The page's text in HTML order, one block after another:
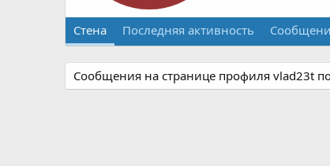
Стена Последняя активность
Сообщения на странице профиля vlad23t